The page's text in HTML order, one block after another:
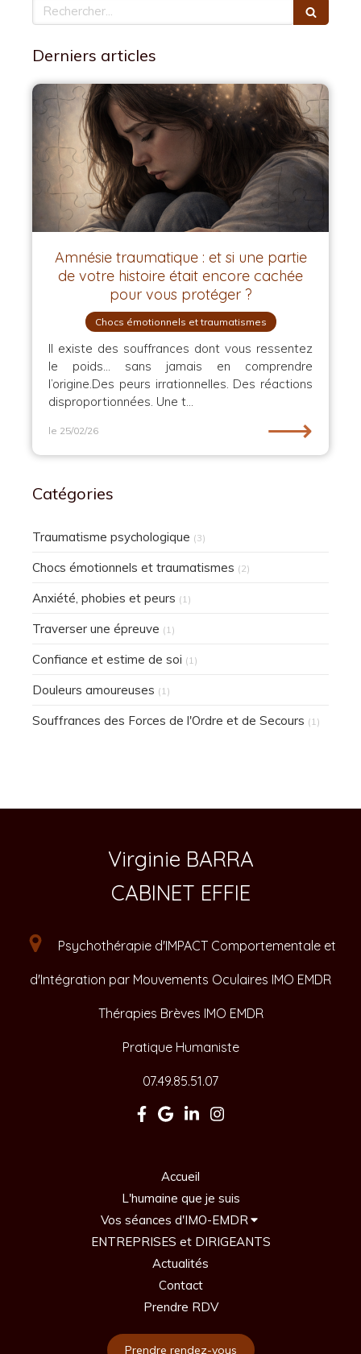
Rechercher
Derniers articles
Amnésie traumatique : et si une partie
de votre histoire était encore cachée
pour vous protéger ?
Chocs émotionnels et traumatismes
Il existe des souffrances dont vous ressentez
le poids… sans jamais en comprendre
l’origine.Des peurs irrationnelles. Des réactions
disproportionnées. Une t...
le 25/02/26 ⟶
Catégories
Traumatisme psychologique (3)
Chocs émotionnels et traumatismes (2)
Anxiété, phobies et peurs (1)
Traverser une épreuve (1)
Confiance et estime de soi (1)
Douleurs amoureuses (1)
Souffrances des Forces de l'Ordre et de Secours (1)
Virginie BARRA
CABINET EFFIE
Psychothérapie d'IMPACT Comportementale et
d'Intégration par Mouvements Oculaires IMO EMDR
Thérapies Brèves IMO EMDR
Pratique Humaniste
07.49.85.51.07
Accueil
L'humaine que je suis
Vos séances d'IMO-EMDR
ENTREPRISES et DIRIGEANTS
Actualités
Contact
Prendre RDV
Prendre rendez-vous